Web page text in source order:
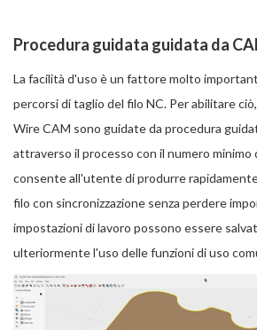
Procedura guidata guidata da
La facilità d'uso è un fattore molto
percorsi di taglio del filo NC. Per abilitare
Wire CAM sono guidate da procedura
attraverso il processo con il numero minimo
consente all'utente di produrre
filo con sincronizzazione senza perdere
impostazioni di lavoro possono essere
ulteriormente l'uso delle funzioni di uso